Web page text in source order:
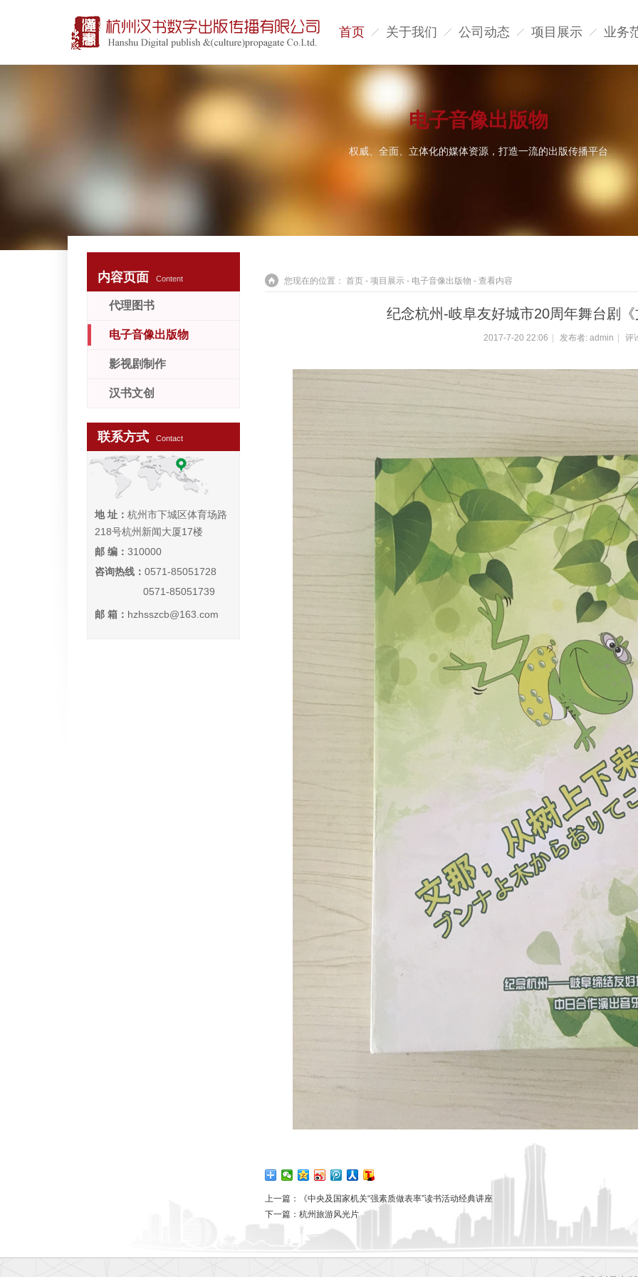
首页 关于我们 公司动态 项目展示 业务
电子音像出版物
权威、全面、立体化的媒体资源，打造一流的出版传播平台
您现在的位置： 首页 - 项目展示 - 电子音像出版物 - 查看内容
纪念杭州-岐阜友好城市20周年舞台剧
2017-7-20 22:06 发布者: admin 评
上一篇：
《中央及国家机关“强素质做表率”读书活动经典讲座
下一篇： 杭州旅游风光片
内容页面 Content
代理图书
电子音像出版物
影视剧制作
汉书文创
联系方式 Contact
地 址： 杭州市下城区体育场路
218号杭州新闻大厦17楼
邮 编： 310000
咨询热线： 0571-85051728
0571-85051739
邮 箱： hzhsszcb@163.com